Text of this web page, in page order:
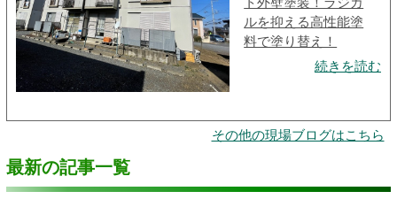
ルを抑える高性能塗
料で塗り替え！
続きを読む
その他の現場ブログはこちら
最新の記事一覧